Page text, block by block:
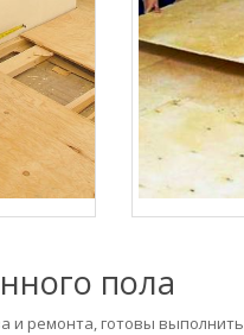
пола
и ремонта, готовы